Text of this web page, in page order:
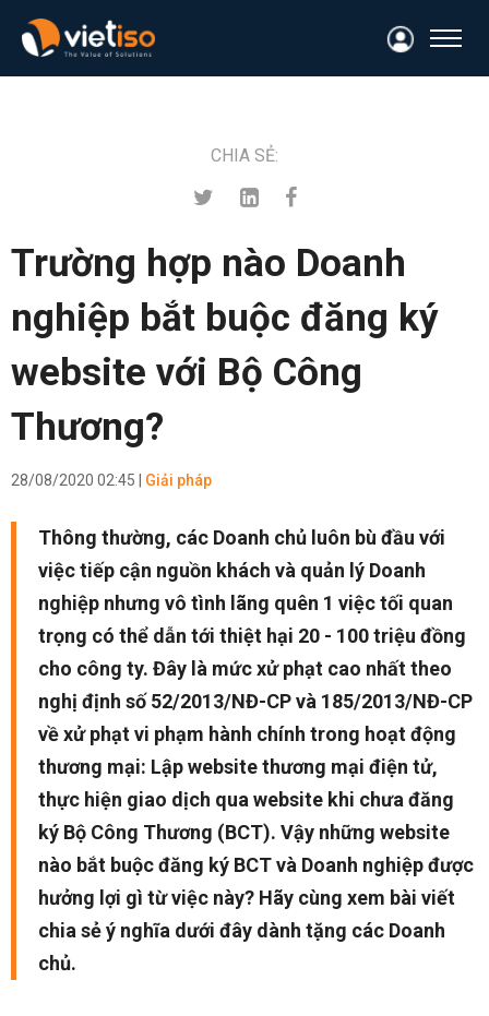
CHIA SẺ:
Trường hợp nào Doanh
nghiệp bắt buộc đăng ký
website với Bộ Công
Thương?
28/08/2020 02:45 | Giải pháp
Thông thường, các Doanh chủ luôn bù đầu với
việc tiếp cận nguồn khách và quản lý Doanh
nghiệp nhưng vô tình lãng quên 1 việc tối quan
trọng có thể dẫn tới thiệt hại 20 - 100 triệu đồng
cho công ty. Đây là mức xử phạt cao nhất theo
nghị định số 52/2013/NĐ-CP và 185/2013/NĐ-CP
về xử phạt vi phạm hành chính trong hoạt động
thương mại: Lập website thương mại điện tử,
thực hiện giao dịch qua website khi chưa đăng
ký Bộ Công Thương (BCT). Vậy những website
nào bắt buộc đăng ký BCT và Doanh nghiệp được
hưởng lợi gì từ việc này? Hãy cùng xem bài viết
chia sẻ ý nghĩa dưới đây dành tặng các Doanh
chủ.